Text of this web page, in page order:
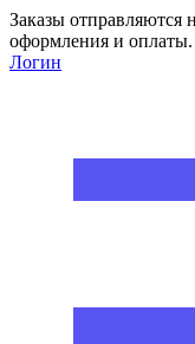
Заказы отправляются
оформления и оплаты.
Логин